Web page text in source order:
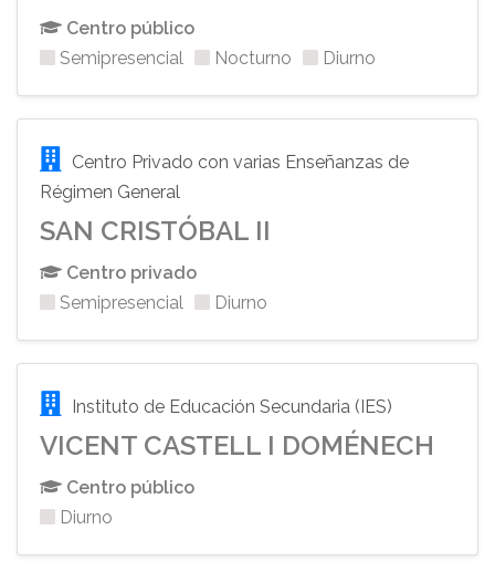
Centro público
Semipresencial
Nocturno Diurno
Centro Privado con varias Enseñanzas de
Régimen General
SAN CRISTÓBAL II
Centro privado
Semipresencial
Diurno
Instituto de Educación Secundaria (IES)
VICENT CASTELL I DOMÉNECH
Centro público
Diurno